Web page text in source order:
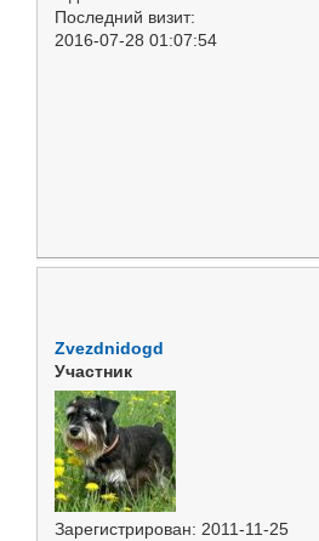
Последний визит:
2016-07-28 01:07:54
Zvezdnidogd
Участник
Зарегистрирован: 2011-11-25